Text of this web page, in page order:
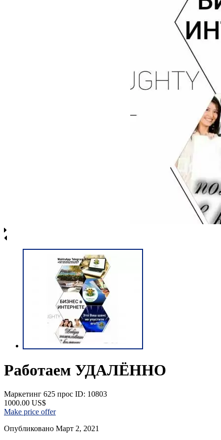
Работаем УДАЛЁННО
Маркетинг 625 прос ID: 10803
1000.00 US$
Make price offer
Опубликовано Март 2, 2021